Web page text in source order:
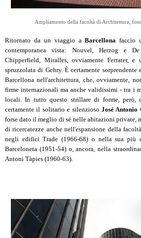
Ampliamento della facoltà di Architettura,
Ritornato da un viaggio aBarcellona faccio
contemporanea vista: Nouvel, Herzog e
Chipperfield, Miralles, ovviamente Ferrater,
spruzzolata di Gehry. È certamente
Barcellona nell'architettura, che, ovviamente,
firme internazionali ma anche validissimi - tra i
locali. In tutto questo strillare di forme,
certamente il solitario e silenzioso José Antonio
forse dato il meglio di sé nelle abitazioni private,
di ricercatezze anche nell'espansione della
negli edifici Trade (1966-68) o nella sua più
Barceloneta (1951-54) o, ancora, nella
Antoni Tàpies (1960-63).